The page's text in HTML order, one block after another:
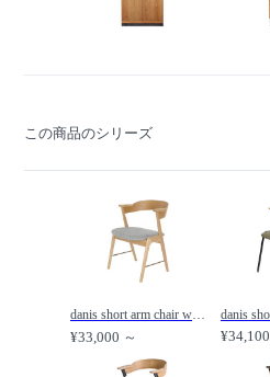
この商品のシリーズ
danis short arm chair wood × brass / ダニス ショートアームチェア ウッド × ブラス /
¥33,000 ～ ¥34,100